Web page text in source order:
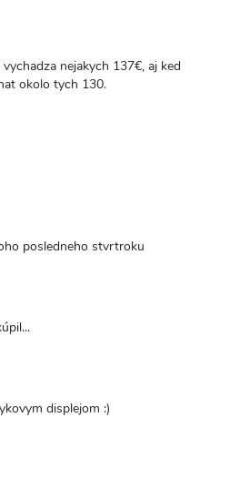
nejakych 137€, aj ked
okolo tych 130.
posledneho stvrtroku
displejom :)